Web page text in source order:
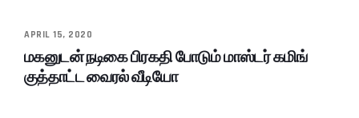
APRIL 15, 2020
மகனுடன் நடிகை பிரகதி போடும் மாஸ்டர் கமிங்
குத்தாட்ட வைரல் வீடியோ